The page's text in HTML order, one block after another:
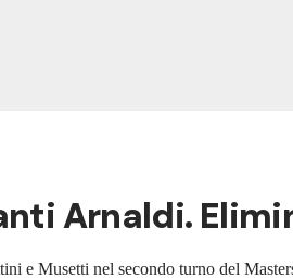
Arnaldi.
e Musetti nel secondo turno del